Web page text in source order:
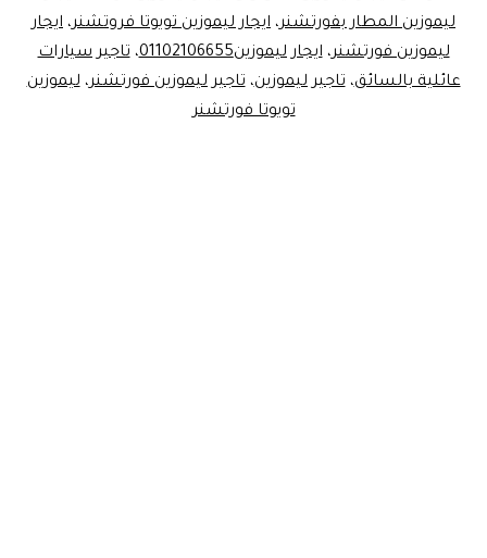
ليموزين المطار بفورتشنر، ايجار ليموزين تويوتا فروتشنر، ايجار
ليموزين فورتشنر،ايجار ليموزين01102106655 ،تاجير سيارات
عائلية بالسائق،تاجير ليموزين،تاجير ليموزين فورتشنر،ليموزين
تويوتا فورتشنر